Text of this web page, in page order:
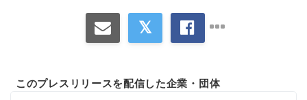
このプレスリリースを配信した企業・団体